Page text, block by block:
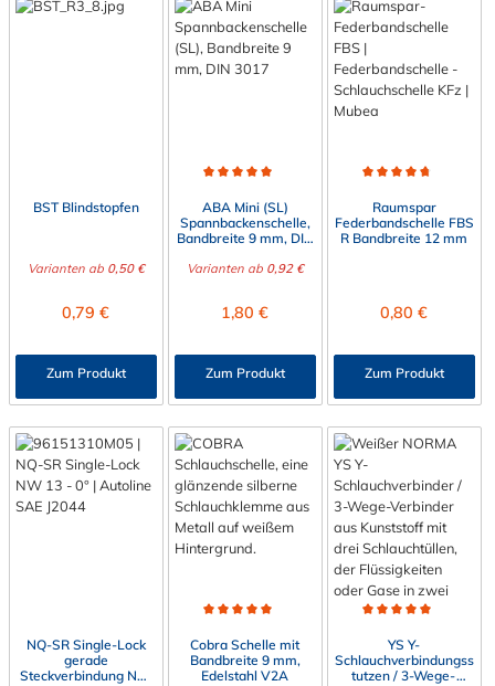
BST Blindstopfen
Varianten ab0,50 €
Regulärer Preis:
0,79 €
Zum Produkt
ABA Mini (SL)
Spannbackenschelle,
Bandbreite 9 mm, DIN
Varianten ab0,92 €
Regulärer Preis:
1,80 €
Zum Produkt
Raumspar
Federbandschelle FBS
R Bandbreite 12 mm
Regulärer Preis:
0,80 €
Zum Produkt
NQ-SR Single-Lock
gerade
Steckverbindung NW
Cobra Schelle mit
Bandbreite 9 mm,
Edelstahl V2A
YS Y-
Schlauchverbindungss
tutzen / 3-Wege-